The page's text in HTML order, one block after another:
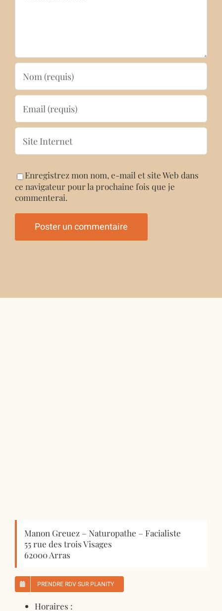
Enregistrez mon nom, e-mail et site Web dans
ce navigateur pour la prochaine fois que je
commenterai.
Manon Greuez – Naturopathe – Facialiste
55 rue des trois Visages
62000 Arras
PRENDRE RDV SUR PLANITY
Horaires :